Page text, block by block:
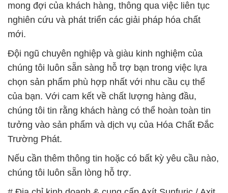
mong đợi của khách hàng, thông qua việc liên tục
nghiên cứu và phát triển các giải pháp hóa chất
mới.
Đội ngũ chuyên nghiệp và giàu kinh nghiệm của
chúng tôi luôn sẵn sàng hỗ trợ bạn trong việc lựa
chọn sản phẩm phù hợp nhất với nhu cầu cụ thể
của bạn. Với cam kết về chất lượng hàng đầu,
chúng tôi tin rằng khách hàng có thể hoàn toàn tin
tưởng vào sản phẩm và dịch vụ của Hóa Chất Đắc
Trường Phát.
Nếu cần thêm thông tin hoặc có bất kỳ yêu cầu nào,
chúng tôi luôn sẵn lòng hỗ trợ.